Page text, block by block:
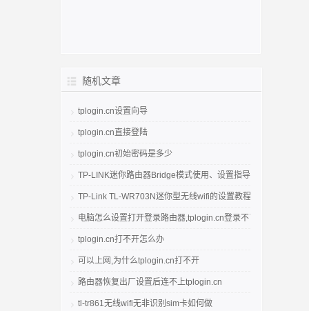
随机文章
tplogin.cn设置向导
tplogin.cn直接登陆
tplogin.cn初始密码是多少
TP-LINK迷你路由器Bridge模式使用、设置指导
TP-Link TL-WR703N迷你型无线wifi的设置教程
电脑怎么设置打开登录路由器,tplogin.cn登录不了。
tplogin.cn打不开怎么办
可以上网,为什么tplogin.cn打不开
路由器恢复出厂设置后连不上tplogin.cn
tl-tr861无线wifi无非识别sim卡如何做